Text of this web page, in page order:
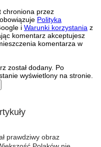
chroniona przez
Polityka
i Warunki korzystania z
komentarz akceptujesz
komentarza w
został dodany. Po
wyświetlony na stronie.
prawdziwy obraz